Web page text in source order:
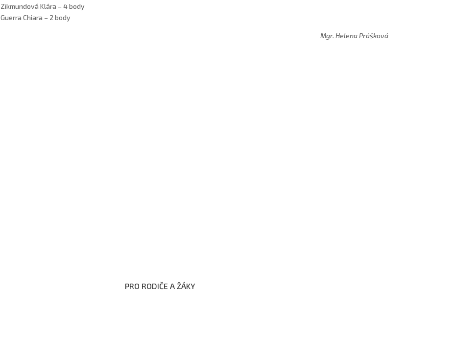
Zikmundová Klára – 4 body
Guerra Chiara – 2 body
Mgr. Helena Prášková
PRO RODIČE A ŽÁKY